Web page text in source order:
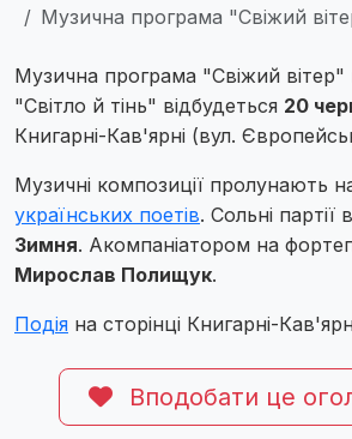
Музична програма "Свіжий
Музична програма "Свіжий вітер"
"Світло й тінь" відбудеться 20
Книгарні-Кав'ярні (вул.
Музичні композиції пролунають
українських поетів. Сольні партії
Зимня. Акомпаніатором на
Мирослав Полищук.
Подія на сторінці Книгарні-
Вподобати це